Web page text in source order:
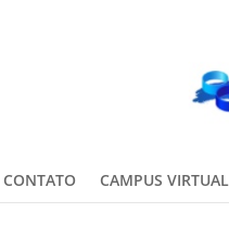
CONTATO CAMPUS VIRTUAL